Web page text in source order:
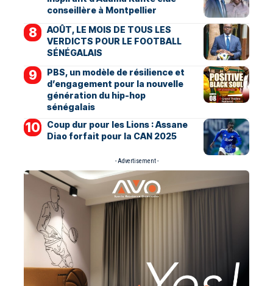
conseillère à Montpellier
AOÛT, LE MOIS DE TOUS LES
VERDICTS POUR LE FOOTBALL
SÉNÉGALAIS
PBS, un modèle de résilience et
d’engagement pour la nouvelle
génération du hip-hop
sénégalais
Coup dur pour les Lions : Assane
Diao forfait pour la CAN 2025
- Advertisement -